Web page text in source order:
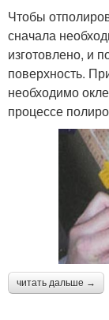
Чтобы
сначала
изготовлено, и
поверхность.
необходимо
процессе
читать дальше →